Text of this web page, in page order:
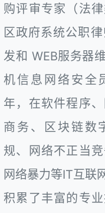
购评审专家（法
区政府系统公职
发和 WEB服务器
机信息网络安全
年，在软件程序
商务、区块链数
规、网络不正当竞
网络暴力等IT互联
积累了丰富的专